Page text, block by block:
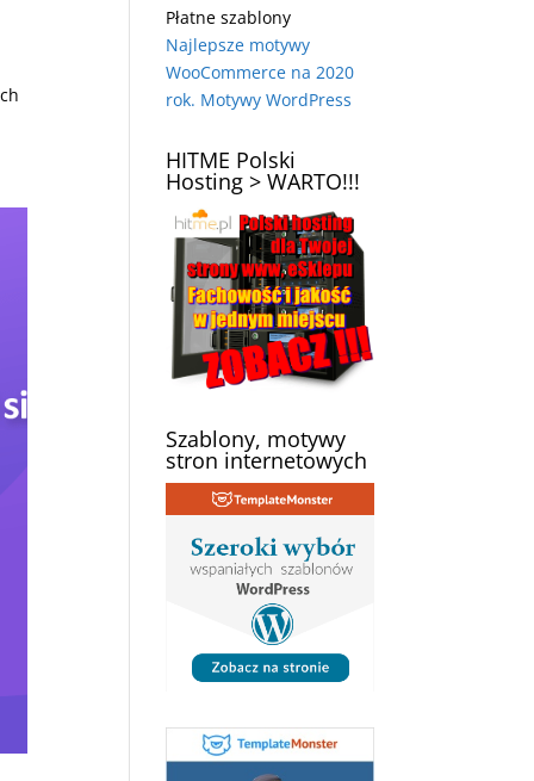
Płatne szablony
Najlepsze motywy
WooCommerce na 2020
rok. Motywy WordPress
HITME Polski
Hosting > WARTO!!!
Szablony, motywy
stron internetowych